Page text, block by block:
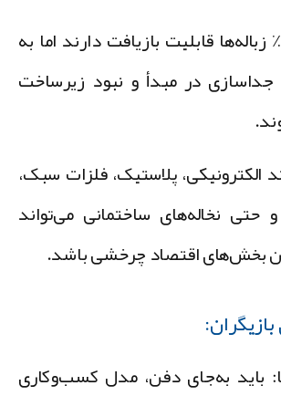
قابلیت بازیافت دارند اما به
در مبدأونبود زیرساخت
پلاستیک، فلزات سبک،
حتی نخاله‌های ساختمانی می‌تواند
بخش‌های اقتصاد چرخشی باشد.
به‌جای دفن، مدل کسب‌وکاری